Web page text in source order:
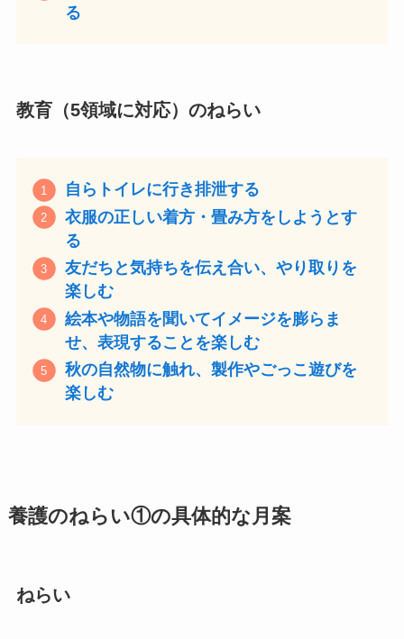
る
教育（5領域に対応） のねらい
自らトイレに行き排泄する
衣服の正しい着方・畳み方をしようとす
る
友だちと気持ちを伝え合い、やり取りを
楽しむ
絵本や物語を聞いてイメージを膨らま
せ、表現することを楽しむ
秋の自然物に触れ、製作やごっこ遊びを
楽しむ
養護のねらい①の具体的な 月案
ねらい